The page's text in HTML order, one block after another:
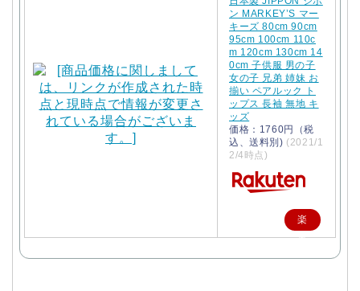
ン MARKEY’S マー
キーズ 80cm 90cm
95cm 100cm 110c
m 120cm 130cm 14
0cm 子供服 男の子
女の子 兄弟 姉妹 お
揃い ペアルック ト
ップス 長袖 無地 キ
ッズ
価格：1760円（税
込、送料別) (2021/1
2/4時点)
楽
天